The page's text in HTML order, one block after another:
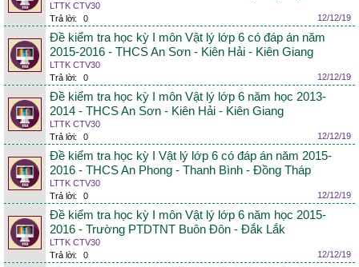
LTTK CTV30
Trả lời:
0 12/12/19
Đề kiểm tra học kỳ I môn Vật lý lớp 6 có đáp án năm
2015-2016 - THCS An Sơn - Kiên Hải - Kiên Giang
LTTK CTV30
Trả lời:
0 12/12/19
Đề kiểm tra học kỳ I môn Vật lý lớp 6 năm học 2013-
2014 - THCS An Sơn - Kiên Hải - Kiên Giang
LTTK CTV30
Trả lời:
0 12/12/19
Đề kiểm tra học kỳ I Vật lý lớp 6 có đáp án năm 2015-
2016 - THCS An Phong - Thanh Bình - Đồng Tháp
LTTK CTV30
Trả lời:
0 12/12/19
Đề kiểm tra học kỳ I môn Vật lý lớp 6 năm học 2015-
2016 - Trường PTDTNT Buôn Đôn - Đắk Lắk
LTTK CTV30
Trả lời:
0 12/12/19